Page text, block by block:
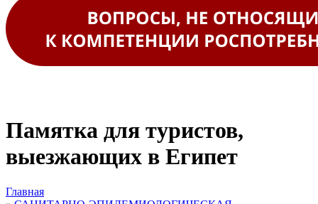
Памятка для туристов,
выезжающих в Египет
Главная